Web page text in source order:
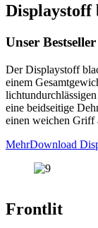
Displaystoff
Unser
Der Displaystoff
einem
eine beidseitige
einen weichen Griff
MehrDownload
Frontlit